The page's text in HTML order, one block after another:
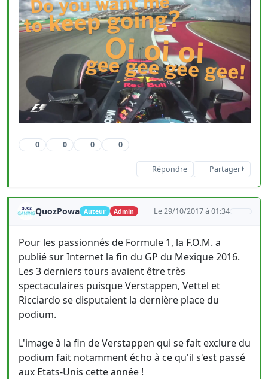
0 0 0 0
Répondre Partager
QuozPowa Auteur Admin Le 29/10/2017 à 01:34
Pour les passionnés de Formule 1, la F.O.M. a
publié sur Internet la fin du GP du Mexique 2016.
Les 3 derniers tours avaient être très
spectaculaires puisque Verstappen, Vettel et
Ricciardo se disputaient la dernière place du
podium.
L'image à la fin de Verstappen qui se fait exclure du
podium fait notamment écho à ce qu'il s'est passé
aux Etats-Unis cette année !